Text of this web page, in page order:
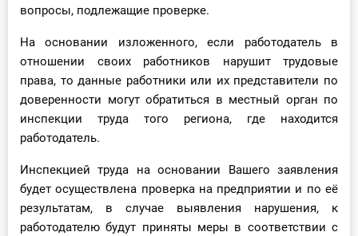
вопросы, подлежащие проверке.
На основании изложенного, если работодатель в
отношении своих работников нарушит трудовые
права, то данные работники или их представители по
доверенности могут обратиться в местный орган по
инспекции труда того региона, где находится
работодатель.
Инспекцией труда на основании Вашего заявления
будет осуществлена проверка на предприятии и по её
результатам, в случае выявления нарушения, к
работодателю будут приняты меры в соответствии с